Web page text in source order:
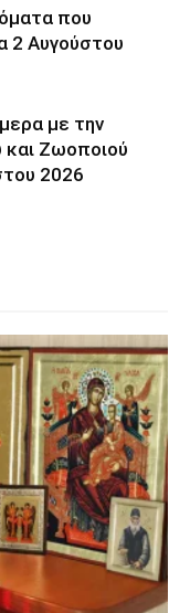
που
2 Αυγούστου
με την
και Ζωοποιού
2026